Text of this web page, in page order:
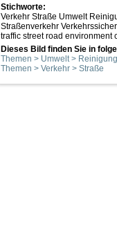
Stichworte:
Verkehr Straße Umwelt
Straßenverkehr
traffic street road
Dieses Bild finden Sie in
Themen > Umwelt > Reinigung
Themen > Verkehr > Straße